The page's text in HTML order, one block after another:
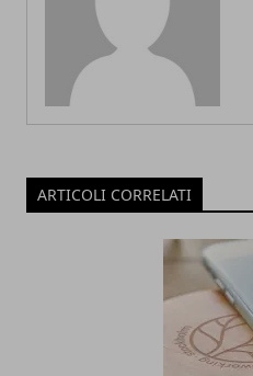
ARTICOLI CORRELATI